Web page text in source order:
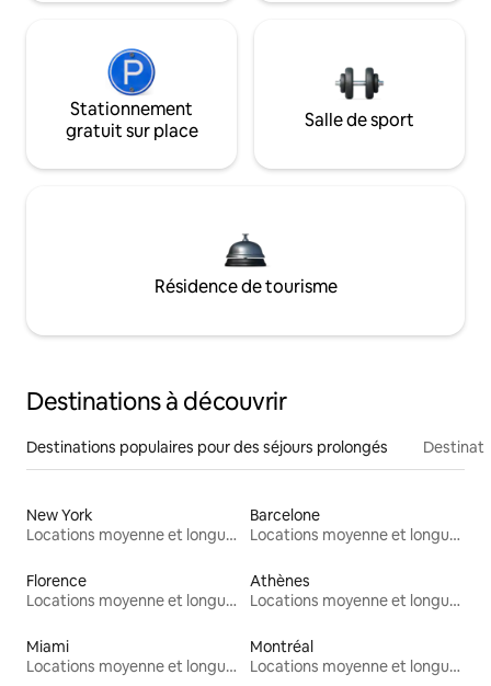
Stationnement
gratuit sur place
Salle de sport
Résidence de tourisme
Destinations à découvrir
Destinations populaires pour des séjours prolongés
New York
Locations moyenne et longue durée
Barcelone
Locations moyenne et longue durée
Florence
Locations moyenne et longue durée
Athènes
Locations moyenne et longue durée
Miami
Locations moyenne et longue durée
Montréal
Locations moyenne et longue durée